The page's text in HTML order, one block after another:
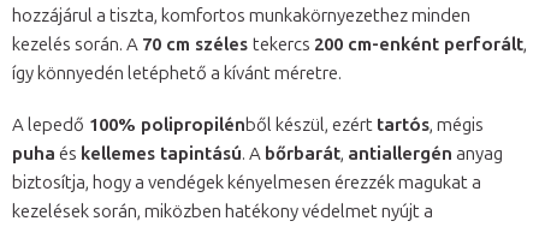
hozzájárul a tiszta, komfortos munkakörnyezethez minden
kezelés során. A 70 cm széles tekercs 200 cm-enként perforált,
így könnyedén letéphető a kívánt méretre.
A lepedő 100% polipropilénből készül, ezért tartós, mégis
puha és kellemes tapintású. A bőrbarát, antiallergén anyag
biztosítja, hogy a vendégek kényelmesen érezzék magukat a
kezelések során, miközben hatékony védelmet nyújt a